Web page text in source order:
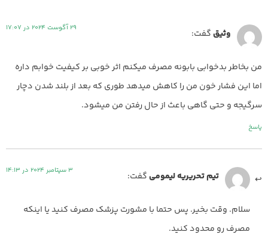
وثیقگفت: 29 آگوست 2024 در 17:07
من بخاطر بدخوابی بابونه مصرف میکنم اثر خوبی بر کیفیت خوابم داره
اما این فشار خون من را کاهش میدهد طوری که بعد از بلند شدن دچار
سرگیجه و حتی گاهی باعث از حال رفتن من میشود.
پاسخ
تیم تحریریه لیمومیگفت: 3 سپتامبر 2024 در 14:13
سلام. وقت بخیر. پس حتما با مشورت پزشک مصرف کنید یا اینکه
مصرف رو محدود کنید.